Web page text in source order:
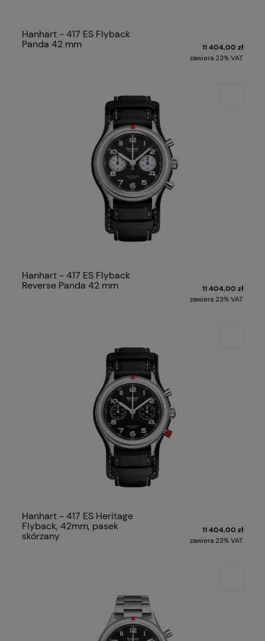
Hanhart - 417 ES Flyback
Panda 42 mm
11 404,00 zł
zawiera 23% VAT
Hanhart - 417 ES Flyback
Reverse Panda 42 mm
11 404,00 zł
zawiera 23% VAT
Hanhart - 417 ES Heritage
Flyback, 42mm, pasek
skórzany
11 404,00 zł
zawiera 23% VAT